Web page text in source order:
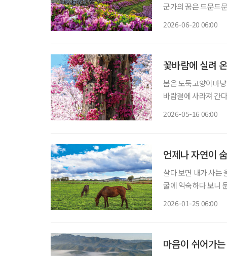
군가의 꿈은 드문드
2026-06-20 06:00
꽃바람에 실려
봄은 도둑고양이마
바람결에 사라져 간
2026-05-16 06:00
언제나 자연이
살다 보면 내가 사는
굴에 익숙하다 보니
2026-01-25 06:00
마음이 쉬어가